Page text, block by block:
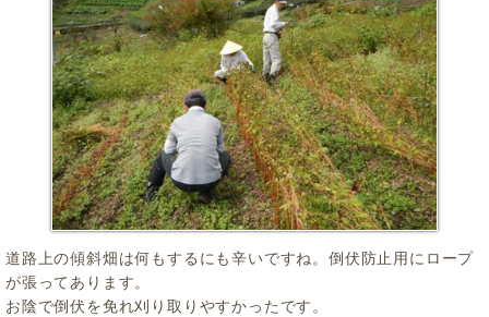
道路上の傾斜畑は何もするにも辛いですね。倒伏防止用にロープ
が張ってあります。
お陰で倒伏を免れ刈り取りやすかったです。